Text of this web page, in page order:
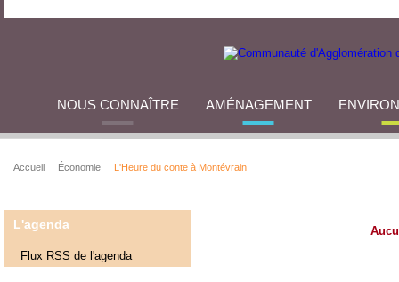
NOUS CONNAÎTRE AMÉNAGEMENT
Accueil Économie L'Heure du conte à Montévrain
L'agenda
Flux RSS de l'agenda